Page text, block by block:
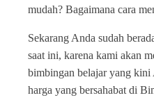
mudah? Bagaimana cara
Sekarang Anda sudah
saat ini, karena kami akan
bimbingan belajar yang kini
harga yang bersahabat di